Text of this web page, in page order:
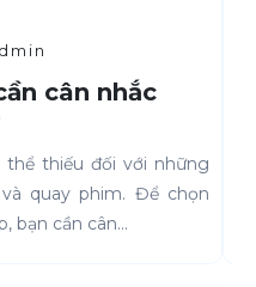
cân nhắc
thiếu đối với những
quay phim. Để chọn
bạn cần cân...